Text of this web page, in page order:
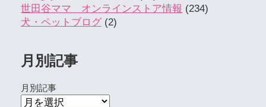
世田谷ママ オンラインストア情報 (234)
犬・ペットブログ (2)
月別記事
月別記事